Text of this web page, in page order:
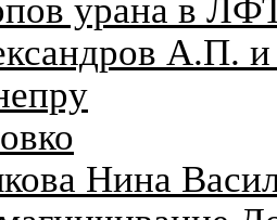
урана в
А.П. и
Нина